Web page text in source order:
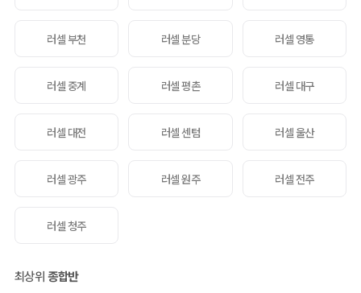
러셀 부천 러셀 분당 러셀 영통
러셀 중계 러셀 평촌 러셀 대구
러셀 대전 러셀 센텀 러셀 울산
러셀 광주 러셀 원주 러셀 전주
러셀 청주
최상위종합반